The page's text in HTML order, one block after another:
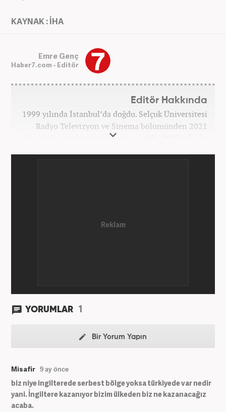
KAYNAK : İHA
Emre Genç
Haber7.com - Editör
Editör Hakkında
1999 yılında İstanbul’da doğdu. Selçuk Üniversitesi
Radyo Televizyon ve Sinema bölümünden 2021
yılında lisans derecesiyle mezun oldu. 2017 yılında
Kanal 7 Medya Grubu’na bağlı Haber7.com’da editör
YORUMLAR 1
Bir Yorum Yapın
Misafir 9 ay önce
biz niye ingilterede serbest bölge yoksa türkiyede var nedir
yani. İngiltere kazanıyor bizim ülkeden biz ne kazanacağız
acaba.